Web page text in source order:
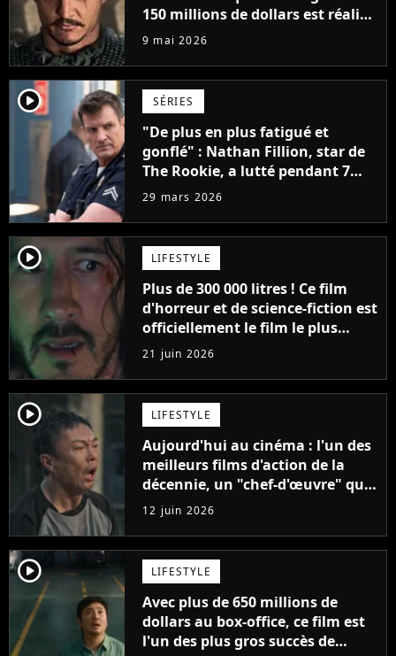
150 millions de dollars est réalisé
par un maître qui a signé
tous les temps
9 mai 2026
player2 SÉRIES
"De plus en plus fatigué et
gonflé" : Nathan Fillion, star de
The Rookie, a lutté pendant 7
ans avec un rôle qui le détruisait
29 mars 2026
player2 LIFESTYLE
Plus de 300 000 litres ! Ce film
d'horreur et de science-fiction est
officiellement le film le plus
sanglant de tous les temps
21 juin 2026
player2 LIFESTYLE
Aujourd'hui au cinéma : l'un des
meilleurs films d'action de la
décennie, un "chef-d'œuvre" qui
rappelle les meilleurs films d'arts
martiaux
12 juin 2026
player2 LIFESTYLE
Avec plus de 650 millions de
dollars au box-office, ce film est
l'un des plus gros succès de